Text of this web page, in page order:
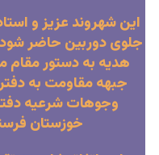
این شهروند عزیز و
جلوی دوربین حاضر
هدیه به دستور مقام
وجوهات شرعیه
خوزستان